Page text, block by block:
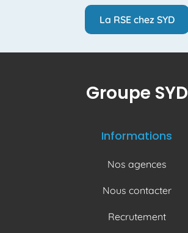
La RSE chez SYD
Groupe SYD
Informations
Nos agences
Nous contacter
Recrutement